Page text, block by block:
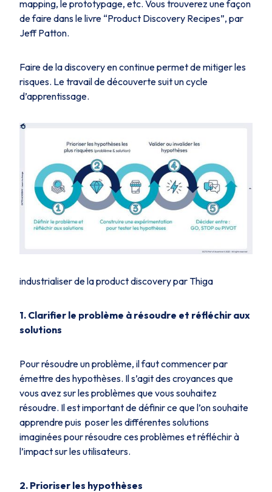
mapping, le prototypage, etc. Vous trouverez une façon
de faire dans le livre “Product Discovery Recipes”, par
Jeff Patton.
Faire de la discovery en continue permet de mitiger les
risques. Le travail de découverte suit un cycle
d’apprentissage.
industrialiser de la product discovery par Thiga
1. Clarifier le problème à résoudre et réfléchir aux
solutions
Pour résoudre un problème, il faut commencer par
émettre des hypothèses. Il s’agit des croyances que
vous avez sur les problèmes que vous souhaitez
résoudre. Il est important de définir ce que l’on souhaite
apprendre puis poser les différentes solutions
imaginées pour résoudre ces problèmes et réfléchir à
l’impact sur les utilisateurs.
2. Prioriser les hypothèses